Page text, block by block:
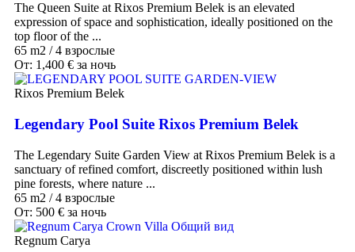
The Queen Suite at Rixos Premium Belek is an elevated
expression of space and sophistication, ideally positioned on the
top floor of the ...
65 m2 /4 взрослые
От: 1,400 € за ночь
Rixos Premium Belek
Legendary Pool Suite Rixos Premium Belek
The Legendary Suite Garden View at Rixos Premium Belek is a
sanctuary of refined comfort, discreetly positioned within lush
pine forests, where nature ...
65 m2 /4 взрослые
От: 500 € за ночь
Regnum Carya